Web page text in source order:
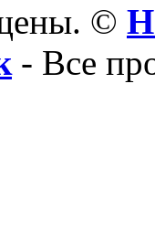
©
- Все